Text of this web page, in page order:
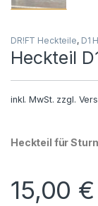
DR!FT Heckteile, D1
Heckteil
inkl. MwSt. zzgl.
Heckteil für
15,00 €